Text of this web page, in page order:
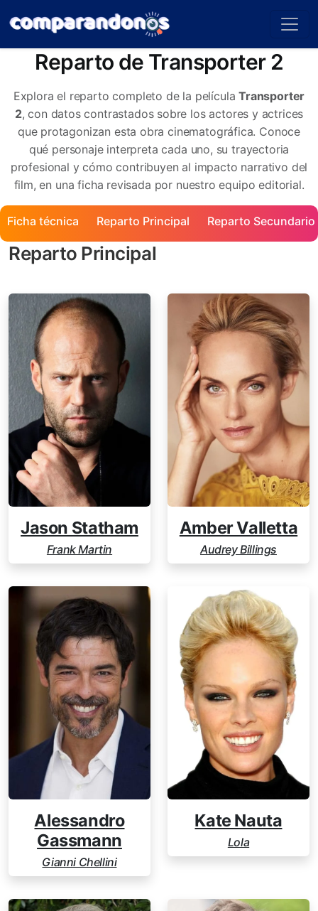
Reparto de Transporter 2
Explora el reparto completo de la películaTransporter
2, con datos contrastados sobre los actores y actrices
que protagonizan esta obra cinematográfica. Conoce
qué personaje interpreta cada uno, su trayectoria
profesional y cómo contribuyen al impacto narrativo del
film, en una ficha revisada por nuestro equipo editorial.
Ficha técnica Reparto Principal Reparto Secundario
Reparto Principal
Jason Statham
Frank Martin
Amber Valletta
Audrey Billings
Alessandro
Gassmann
Gianni Chellini
Kate Nauta
Lola